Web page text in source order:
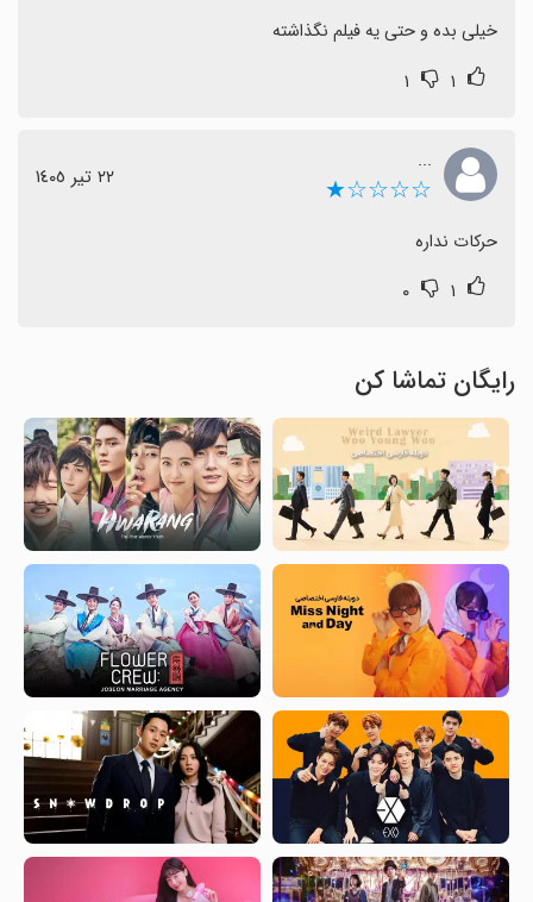
خیلی بده و حتی یه فیلم نگذاشته
۱ ۱
...
☆☆☆☆★ ٢٢ تیر ١٤٠٥
حرکات نداره
۱ ۰
رایگان تماشا کن